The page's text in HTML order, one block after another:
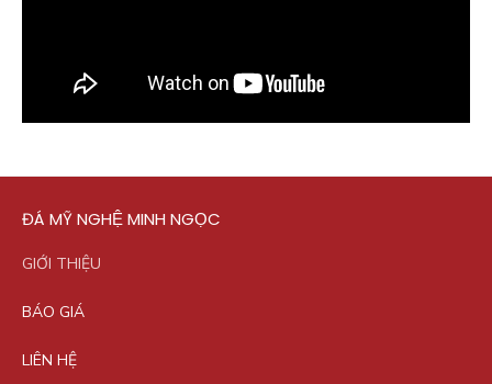
ĐÁ MỸ NGHỆ MINH NGỌC
GIỚI THIỆU
BÁO GIÁ
LIÊN HỆ